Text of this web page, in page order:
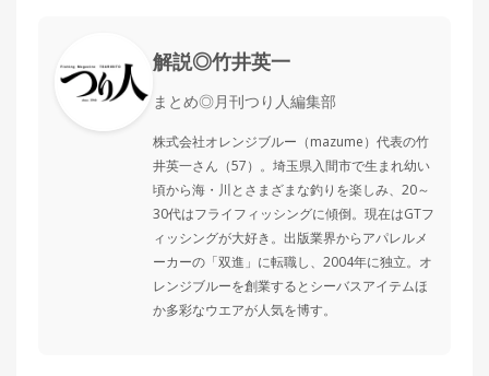
解説◎竹井英一
まとめ◎月刊つり人編集部
株式会社オレンジブルー（mazume）代表の竹
井英一さん（57）。埼玉県入間市で生まれ幼い
頃から海・川とさまざまな釣りを楽しみ、20～
30代はフライフィッシングに傾倒。現在はGTフ
ィッシングが大好き。出版業界からアパレルメ
ーカーの「双進」に転職し、2004年に独立。オ
レンジブルーを創業するとシーバスアイテムほ
か多彩なウエアが人気を博す。
釣
り